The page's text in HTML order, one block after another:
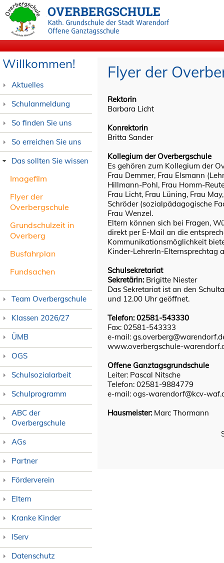
Willkommen!
Aktuelles
Schulanmeldung
So finden Sie uns
So erreichen Sie uns
Das sollten Sie wissen
Imagefilm
Flyer der
Overbergschule
Grundschulzeit in
Overberg
Busfahrplan
Fundsachen
Team Overbergschule
Klassen 2026/27
ÜMB
OGS
Schulsozialarbeit
Schulprogramm
ABC der
Overbergschule
AGs
Partner
Förderverein
Eltern
Kranke Kinder
IServ
Datenschutz
Flyer der
Rektorin
Barbara Licht
Konrektorin
Britta Sander
Kollegium der Overbergschule
Es gehören zum Kollegium der
Frau Demmer, Frau Elsmann
Hillmann-Pohl, Frau Homm-
Frau Licht, Frau Lüning, Frau
Schröder (sozialpädagogische
Frau Wenzel.
Eltern können sich bei Fragen,
direkt per E-Mail an die
Kommunikationsmöglichkeit
Kinder-LehrerIn-Elternsprechtag
Schulsekretariat
Sekretärin:Brigitte Niester
Das Sekretariat ist an den
und 12.00 Uhr geöffnet.
Telefon: 02581-543330
Fax: 02581-543333
e-mail:
www.overbergschule-
Offene Ganztagsgrundschule
Leiter: Pascal Nitsche
Telefon: 02581-9884779
e-mail: ogs-warendorf@kcv-
Hausmeister: Marc Thormann